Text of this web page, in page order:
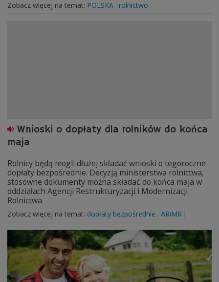
Zobacz więcej na temat: POLSKA rolnictwo
Wnioski o dopłaty dla rolników do końca
maja
Rolnicy będą mogli dłużej składać wnioski o tegoroczne
dopłaty bezpośrednie. Decyzją ministerstwa rolnictwa,
stosowne dokumenty można składać do końca maja w
oddziałach Agencji Restrukturyzacji i Modernizacji
Rolnictwa.
Zobacz więcej na temat: dopłaty bezpośrednie ARiMR